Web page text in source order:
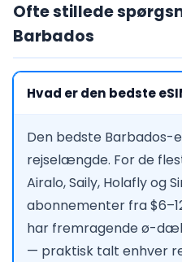
Ofte stillede
Barbados
Hvad er den bedste
Den bedste Barbados-
rejselængde. For de
Airalo, Saily, Holafly og
abonnementer fra
har fremragende ø-
— praktisk talt enhver